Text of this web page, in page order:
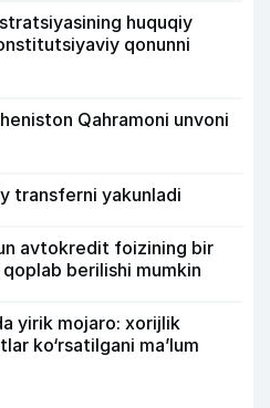
huquqiy
qonunni
Qahramoni unvoni
transferni yakunladi
avtokredit foizining bir
berilishi mumkin
yirik mojaro: xorijlik
ko‘rsatilgani ma’lum